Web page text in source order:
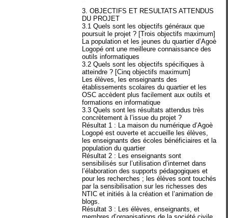
3. OBJECTIFS ET RESULTATS ATTENDUS
DU PROJET
3.1 Quels sont les objectifs généraux que
poursuit le projet ? [Trois objectifs maximum]
La population et les jeunes du quartier d’Agoè
Logopé ont une meilleure connaissance des
outils informatiques
3.2 Quels sont les objectifs spécifiques à
atteindre ? [Cinq objectifs maximum]
Les élèves, les enseignants des
établissements scolaires du quartier et les
OSC accèdent plus facilement aux outils et
formations en informatique
3.3 Quels sont les résultats attendus très
concrètement à l’issue du projet ?
Résultat 1 : La maison du numérique d’Agoè
Logopé est ouverte et accueille les élèves,
les enseignants des écoles bénéficiaires et la
population du quartier
Résultat 2 : Les enseignants sont
sensibilisés sur l’utilisation d’internet dans
l’élaboration des supports pédagogiques et
pour les recherches ; les élèves sont touchés
par la sensibilisation sur les richesses des
NTIC et initiés à la création et l’animation de
blogs.
Résultat 3 : Les élèves, enseignants, et